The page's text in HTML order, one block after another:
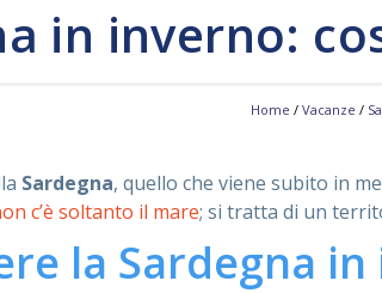
in inverno:
Home / Vacanze /
Sardegna, quello che viene subito in
c’è soltanto il mare; si tratta di un
la Sardegna